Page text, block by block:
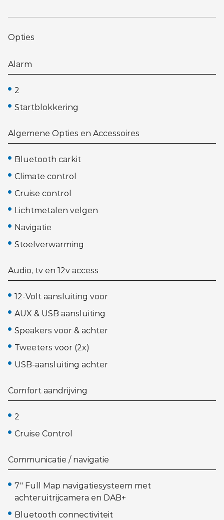
Opties
Alarm
2
Startblokkering
Algemene Opties en Accessoires
Bluetooth carkit
Climate control
Cruise control
Lichtmetalen velgen
Navigatie
Stoelverwarming
Audio, tv en 12v access
12-Volt aansluiting voor
AUX & USB aansluiting
Speakers voor & achter
Tweeters voor (2x)
USB-aansluiting achter
Comfort aandrijving
2
Cruise Control
Communicatie / navigatie
7'' Full Map navigatiesysteem met
achteruitrijcamera en DAB+
Bluetooth connectiviteit